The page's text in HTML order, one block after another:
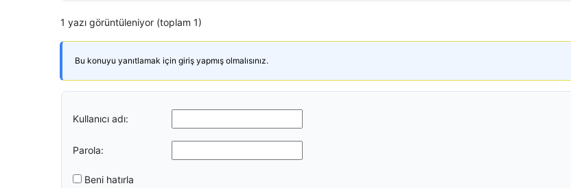
1 yazı görüntüleniyor (toplam 1)
Bu konuyu yanıtlamak için giriş yapmış olmalısınız.
Kullanıcı adı:
Parola:
Beni hatırla